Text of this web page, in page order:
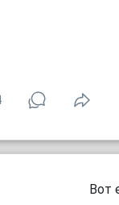
Вот